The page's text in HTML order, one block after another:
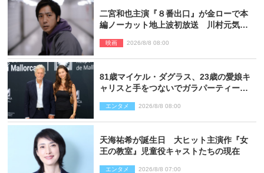
二宮和也主演『８番出口』が金ローで本
編ノーカット地上波初放送 川村元気監
映画 2026/8/8 08:00
81歳マイケル・ダグラス、23歳の愛娘キ
ャリスと手をつないでガラパーティーに
エンタメ 2026/8/8 08:00
天海祐希が誕生日 大ヒット主演作『女
王の教室』児童役キャストたちの現在
エンタメ 2026/8/8 07:00